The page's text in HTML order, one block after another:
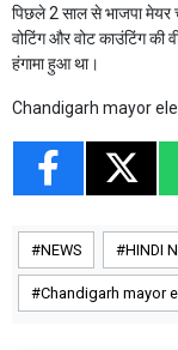
पिछले 2 साल से भाजपा मेयर
वोटिंग और वोट काउंटिंग की
हंगामा हुआ था।
Chandigarh mayor
NEWS HINDI
Chandigarh mayor